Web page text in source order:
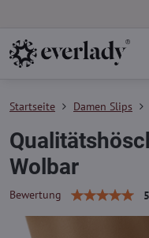
Startseite Damen Slips
Wolbar
Bewertung 5